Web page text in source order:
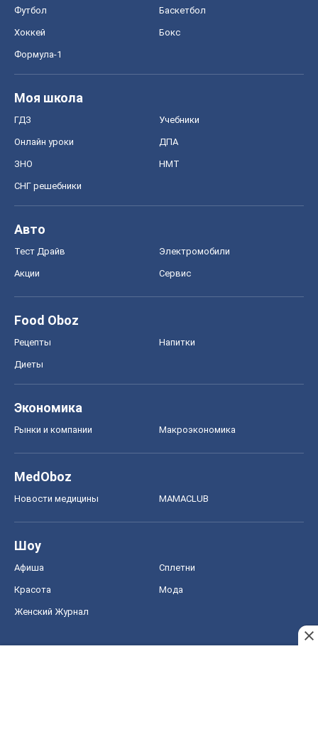
Футбол Баскетбол
Хоккей Бокс
Формула-1
Моя школа
ГДЗ Учебники
Онлайн уроки ДПА
ЗНО НМТ
СНГ решебники
Авто
Тест Драйв Электромобили
Акции Сервис
Food Oboz
Рецепты Напитки
Диеты
Экономика
Рынки и компании Mакроэкономика
MedOboz
Новости медицины MAMACLUB
Шоу
Афиша Сплетни
Красота Мода
Женский Журнал